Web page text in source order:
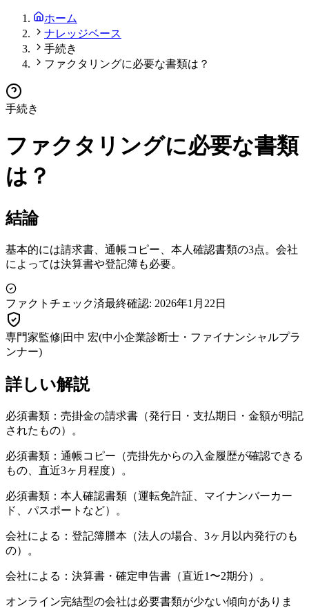
ホーム
ナレッジベース
手続き
ファクタリングに必要な書類は？
手続き
ファクタリングに必要な書類
は？
結論
基本的には請求書、通帳コピー、本人確認書類の3点。会社
によっては決算書や登記簿も必要。
ファクトチェック済最終確認: 2026年1月22日
専門家監修|田中 宏(中小企業診断士・ファイナンシャルプラ
ンナー)
詳しい解説
必須書類：売掛金の請求書（発行日・支払期日・金額が明記
されたもの）。
必須書類：通帳コピー（売掛先からの入金履歴が確認できる
もの、直近3ヶ月程度）。
必須書類：本人確認書類（運転免許証、マイナンバーカー
ド、パスポートなど）。
会社による：登記簿謄本（法人の場合、3ヶ月以内発行のも
の）。
会社による：決算書・確定申告書（直近1〜2期分）。
オンライン完結型の会社は必要書類が少ない傾向がありま